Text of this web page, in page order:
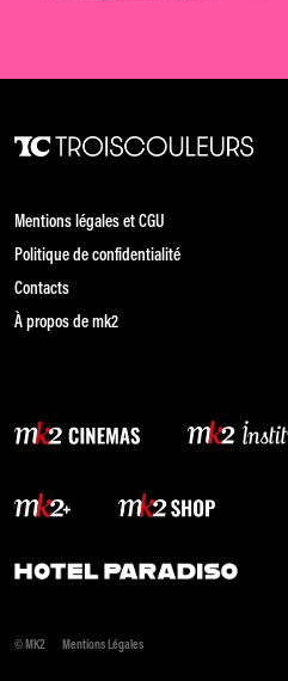
Mentions légales et CGU
Politique de confidentialité
Contacts
À propos de mk2
© MK2 Mentions Légales